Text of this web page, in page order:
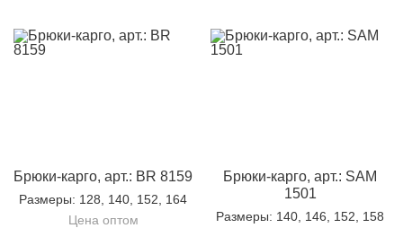
Брюки-карго, арт.: BR 8159
Размеры: 128, 140, 152, 164
Цена оптом
Брюки-карго, арт.: SAM
1501
Размеры: 140, 146, 152, 158